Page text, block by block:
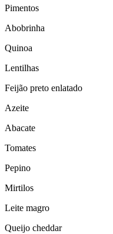
Pimentos
Abobrinha
Quinoa
Lentilhas
Feijão preto enlatado
Azeite
Abacate
Tomates
Pepino
Mirtilos
Leite magro
Queijo cheddar